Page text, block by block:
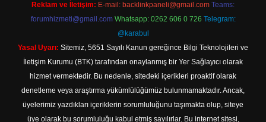
Reklam ve İletişim: E-mail: backlinkpaneli@gmail.com Teams:
forumhizmeti@gmail.com Whatsapp: 0262 606 0 726 Telegram:
@karabul
Yasal Uyarı: Sitemiz, 5651 Sayılı Kanun gereğince Bilgi Teknolojileri ve
İletişim Kurumu (BTK) tarafından onaylanmış bir Yer Sağlayıcı olarak
hizmet vermektedir. Bu nedenle, sitedeki içerikleri proaktif olarak
denetleme veya araştırma yükümlülüğümüz bulunmamaktadır. Ancak,
üyelerimiz yazdıkları içeriklerin sorumluluğunu taşımakta olup, siteye
üye olarak bu sorumluluğu kabul etmiş sayılırlar. Bu internet sitesi,